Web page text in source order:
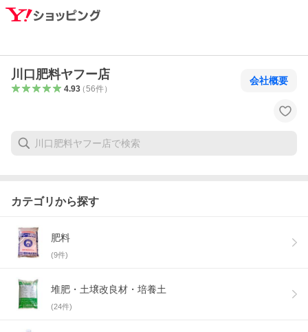
川口肥料ヤフー店
4.93（56件）
会社概要
カテゴリから探す
肥料
(9件)
堆肥・土壌改良材・培養土
(24件)